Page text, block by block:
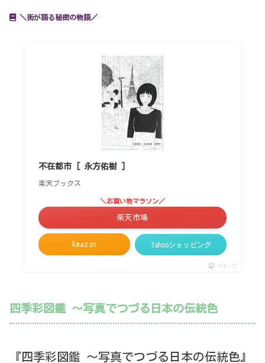
＼街が語る秘密の物語／
不在都市 [ 永方佑樹 ]
楽天ブックス
Amazon
＼お買い物マラソン／
楽天市場
Yahooショッピング
ポチップ
四季彩図鑑 〜写真でつづる日本の伝統色
『四季彩図鑑 〜写真でつづる日本の伝統色』